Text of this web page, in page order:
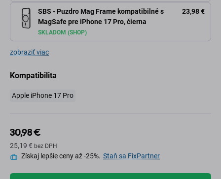
SBS - Puzdro Mag Frame kompatibilné s
MagSafe pre iPhone 17 Pro, čierna
23,98 €
SKLADOM (SHOP)
zobraziť viac
Kompatibilita
Apple iPhone 17 Pro
30,98 €
25,19 € bez DPH
Získaj lepšie ceny až -25%. Staň sa FixPartner